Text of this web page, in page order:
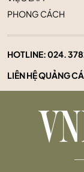
PHONG CÁCH
HOTLINE:024.
LIÊN HỆ QUẢNG